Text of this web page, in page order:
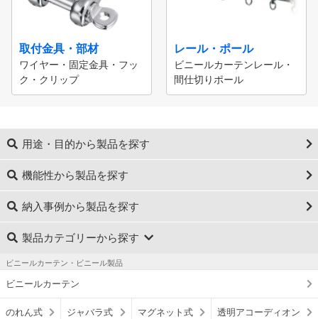
取付金具・部材
ワイヤー・固定金具・フッ
ク・クリップ
レール・ポール
ビニールカーテンレール・
間仕切りポール
用途・目的から製品を探す
機能性から製品を探す
納入事例から製品を探す
製品カテゴリーから探す
ビニールカーテン・ビニール製品
ビニールカーテン
のれん式 ジャバラ式 マグネット式 透明アコーディオン